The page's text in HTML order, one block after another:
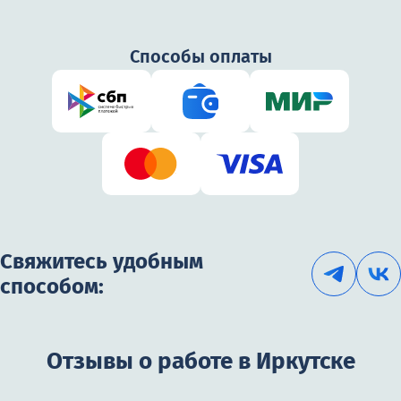
Способы оплаты
Свяжитесь удобным
способом:
Отзывы о работе в Иркутске